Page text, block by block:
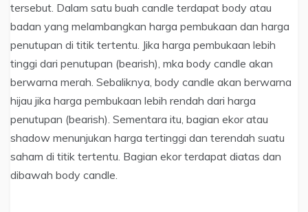
tersebut. Dalam satu buah candle terdapat body atau
badan yang melambangkan harga pembukaan dan harga
penutupan di titik tertentu. Jika harga pembukaan lebih
tinggi dari penutupan (bearish), mka body candle akan
berwarna merah. Sebaliknya, body candle akan berwarna
hijau jika harga pembukaan lebih rendah dari harga
penutupan (bearish). Sementara itu, bagian ekor atau
shadow menunjukan harga tertinggi dan terendah suatu
saham di titik tertentu. Bagian ekor terdapat diatas dan
dibawah body candle.